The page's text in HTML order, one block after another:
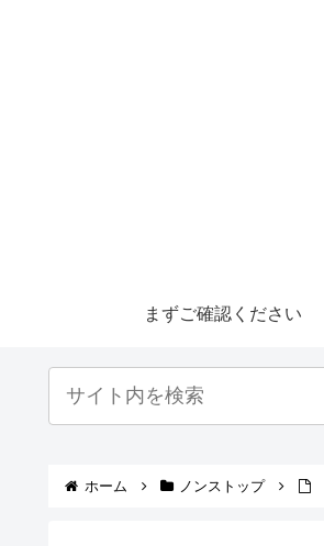
まずご確認ください
ホーム ノンストップ